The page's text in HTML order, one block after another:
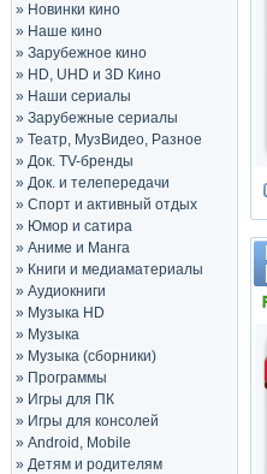
» Новинки кино
» Наше кино
» Зарубежное кино
» HD, UHD и 3D Кино
» Наши сериалы
» Зарубежные сериалы
» Театр, МузВидео, Разное
» Док. TV-бренды
» Док. и телепередачи
» Спорт и активный отдых
» Юмор и сатира
» Аниме и Манга
» Книги и медиаматериалы
» Аудиокниги
» Музыка HD
» Музыка
» Музыка (сборники)
» Программы
» Игры для ПК
» Игры для консолей
» Android, Mobile
» Детям и родителям